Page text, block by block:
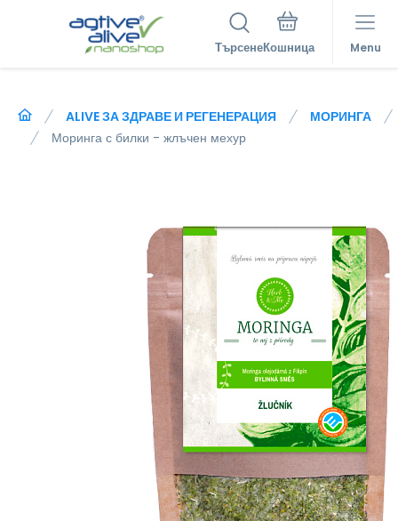
Търсене Menu
ALIVE ЗА ЗДРАВЕ И РЕГЕНЕРАЦИЯ
МОРИНГА
Моринга с билки - жлъчен мехур